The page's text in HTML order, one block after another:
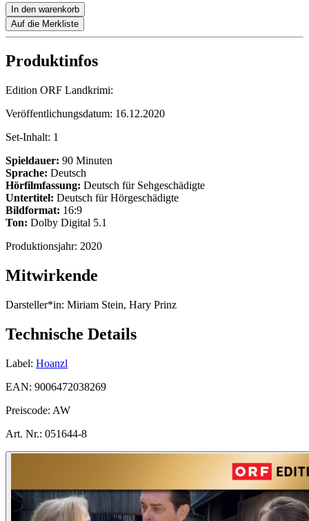
In den warenkorb
Auf die Merkliste
Produktinfos
Edition ORF Landkrimi:
Veröffentlichungsdatum: 16.12.2020
Set-Inhalt: 1
Spieldauer: 90 Minuten
Sprache: Deutsch
Hörfilmfassung: Deutsch für Sehgeschädigte
Untertitel: Deutsch für Hörgeschädigte
Bildformat: 16:9
Ton: Dolby Digital 5.1
Produktionsjahr: 2020
Mitwirkende
Darsteller*in: Miriam Stein, Hary Prinz
Technische Details
Label: Hoanzl
EAN: 9006472038269
Preiscode: AW
Art. Nr.: 051644-8